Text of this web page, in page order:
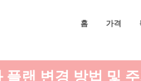
홈 가격
랜 변경 방법 및